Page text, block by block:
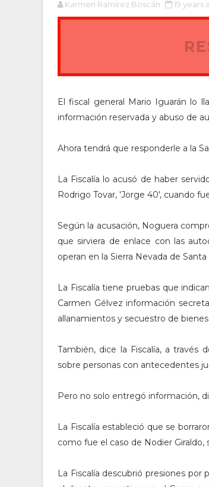
Karmen Ramírez Boscán 19 years
El fiscal general Mario Iguarán lo
información reservada y abuso de
Ahora tendrá que responderle a la
La Fiscalía lo acusó de haber
Rodrigo Tovar, 'Jorge 40', cuando
Según la acusación, Noguera
que sirviera de enlace con las
operan en la Sierra Nevada de Santa
La Fiscalía tiene pruebas que
Carmen Gélvez información
allanamientos y secuestro de bienes
También, dice la Fiscalía, a través
sobre personas con antecedentes
Pero no solo entregó información,
La Fiscalía estableció que se
como fue el caso de Nodier Giraldo,
La Fiscalía descubrió presiones